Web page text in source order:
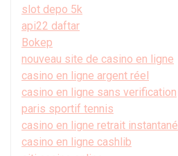
slot depo 5k
api22 daftar
Bokep
nouveau site de casino en ligne
casino en ligne argent réel
casino en ligne sans verification
paris sportif tennis
casino en ligne retrait instantané
casino en ligne cashlib